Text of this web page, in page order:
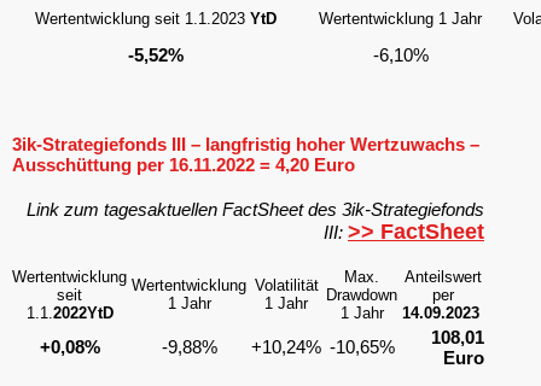
Wertentwicklung seit 1.1.2023 YtD Wertentwicklung 1 Jahr
-5,52% -6,10%
3ik-Strategiefonds III – langfristig hoher Wertzuwachs –
Ausschüttung per 16.11.2022 = 4,20 Euro
Link zum tagesaktuellen FactSheet des 3ik-Strategiefonds
III: >> FactSheet
Wertentwicklung
seit
1.1. 2022YtD
Wertentwicklung
1 Jahr
Volatilität
1 Jahr
Max.
Drawdown
1 Jahr
Anteilswert
per
14.09.2023
+0,08% -9,88% +10,24% -10,65%
108,01
Euro